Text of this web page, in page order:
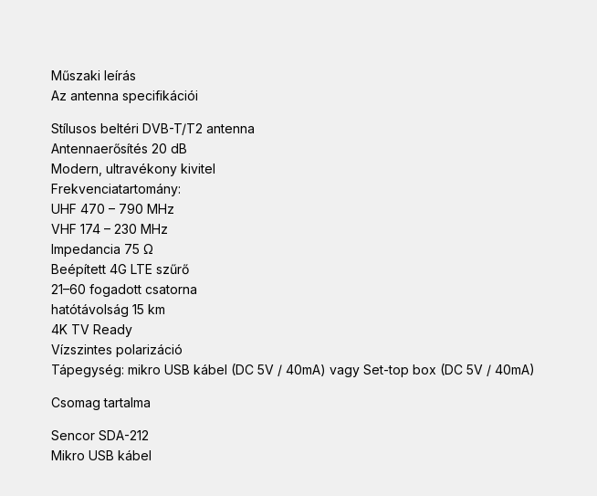
Műszaki leírás
Az antenna specifikációi
Stílusos beltéri DVB-T/T2 antenna
Antennaerősítés 20 dB
Modern, ultravékony kivitel
Frekvenciatartomány:
UHF 470 – 790 MHz
VHF 174 – 230 MHz
Impedancia 75 Ω
Beépített 4G LTE szűrő
21–60 fogadott csatorna
hatótávolság 15 km
4K TV Ready
Vízszintes polarizáció
Tápegység: mikro USB kábel (DC 5V / 40mA) vagy Set-top box (DC 5V / 40mA)
Csomag tartalma
Sencor SDA-212
Mikro USB kábel